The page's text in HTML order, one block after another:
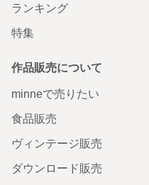
ランキング
特集
作品販売について
minneで売りたい
食品販売
ヴィンテージ販売
ダウンロード販売